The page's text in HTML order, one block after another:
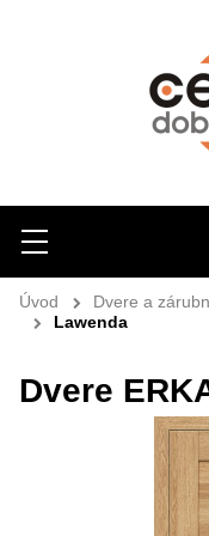
Hľadať
Menu
Úvod Dvere a
Lawenda
Dvere